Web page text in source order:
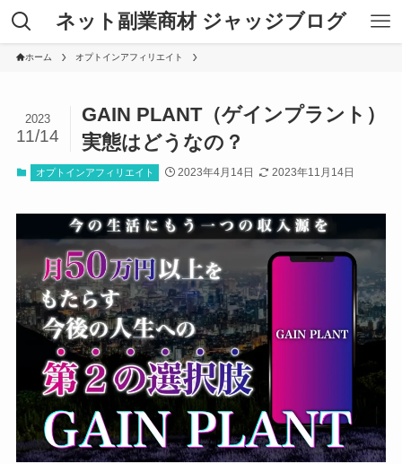
ネット副業商材 ジャッジブログ
ホーム オプトインアフィリエイト
GAIN PLANT（ゲインプラント）
実態はどうなの？
2023
11/14
オプトインアフィリエイト 2023年4月14日 2023年11月14日